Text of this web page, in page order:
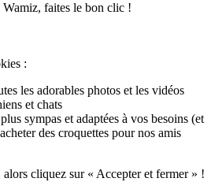
faites le bon clic !
:
les adorables photos et les vidéos
et chats
sympas et adaptées à vos besoins (et
des croquettes pour nos amis
cliquez sur « Accepter et fermer » !